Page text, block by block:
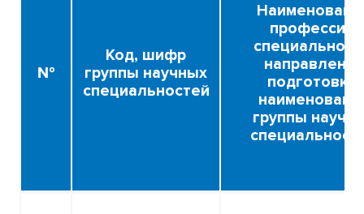
№
Код, шифр
группы научных
специальностей
профессии,
направления
подготовки,
группы